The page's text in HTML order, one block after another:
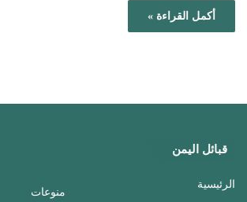
أكمل القراءة »
قبائل اليمن
الرئيسية
منوعات